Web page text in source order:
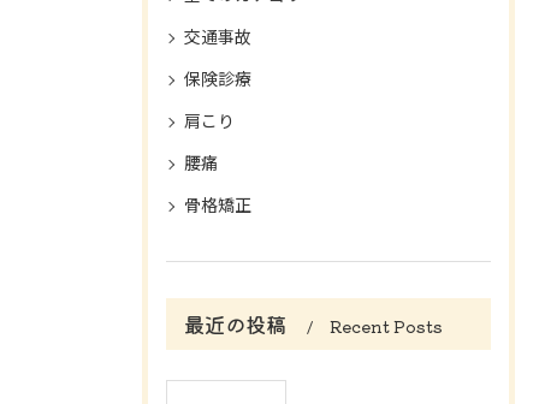
交通事故
保険診療
肩こり
腰痛
骨格矯正
最近の投稿 Recent Posts